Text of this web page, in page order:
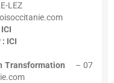
LEZ
ICI
Transformation – 07